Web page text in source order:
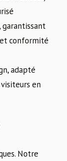
garantissant
conformité
adapté
en
Notre